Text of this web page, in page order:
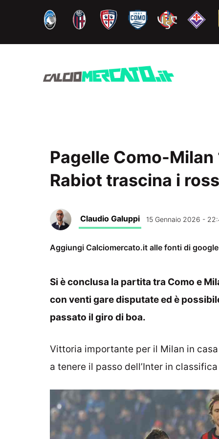
contenuto
Pagelle Como-
Rabiot trascina i
Claudio Galuppi 15 Gennaio 2026 -
Aggiungi Calciomercato.it alle fonti di
Si è conclusa la partita tra Como e
con venti gare disputate ed è
passato il giro di boa.
Vittoria importante per il Milan in
a tenere il passo dell’Inter in